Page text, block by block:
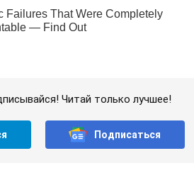
Читай только лучшее!
Подписаться